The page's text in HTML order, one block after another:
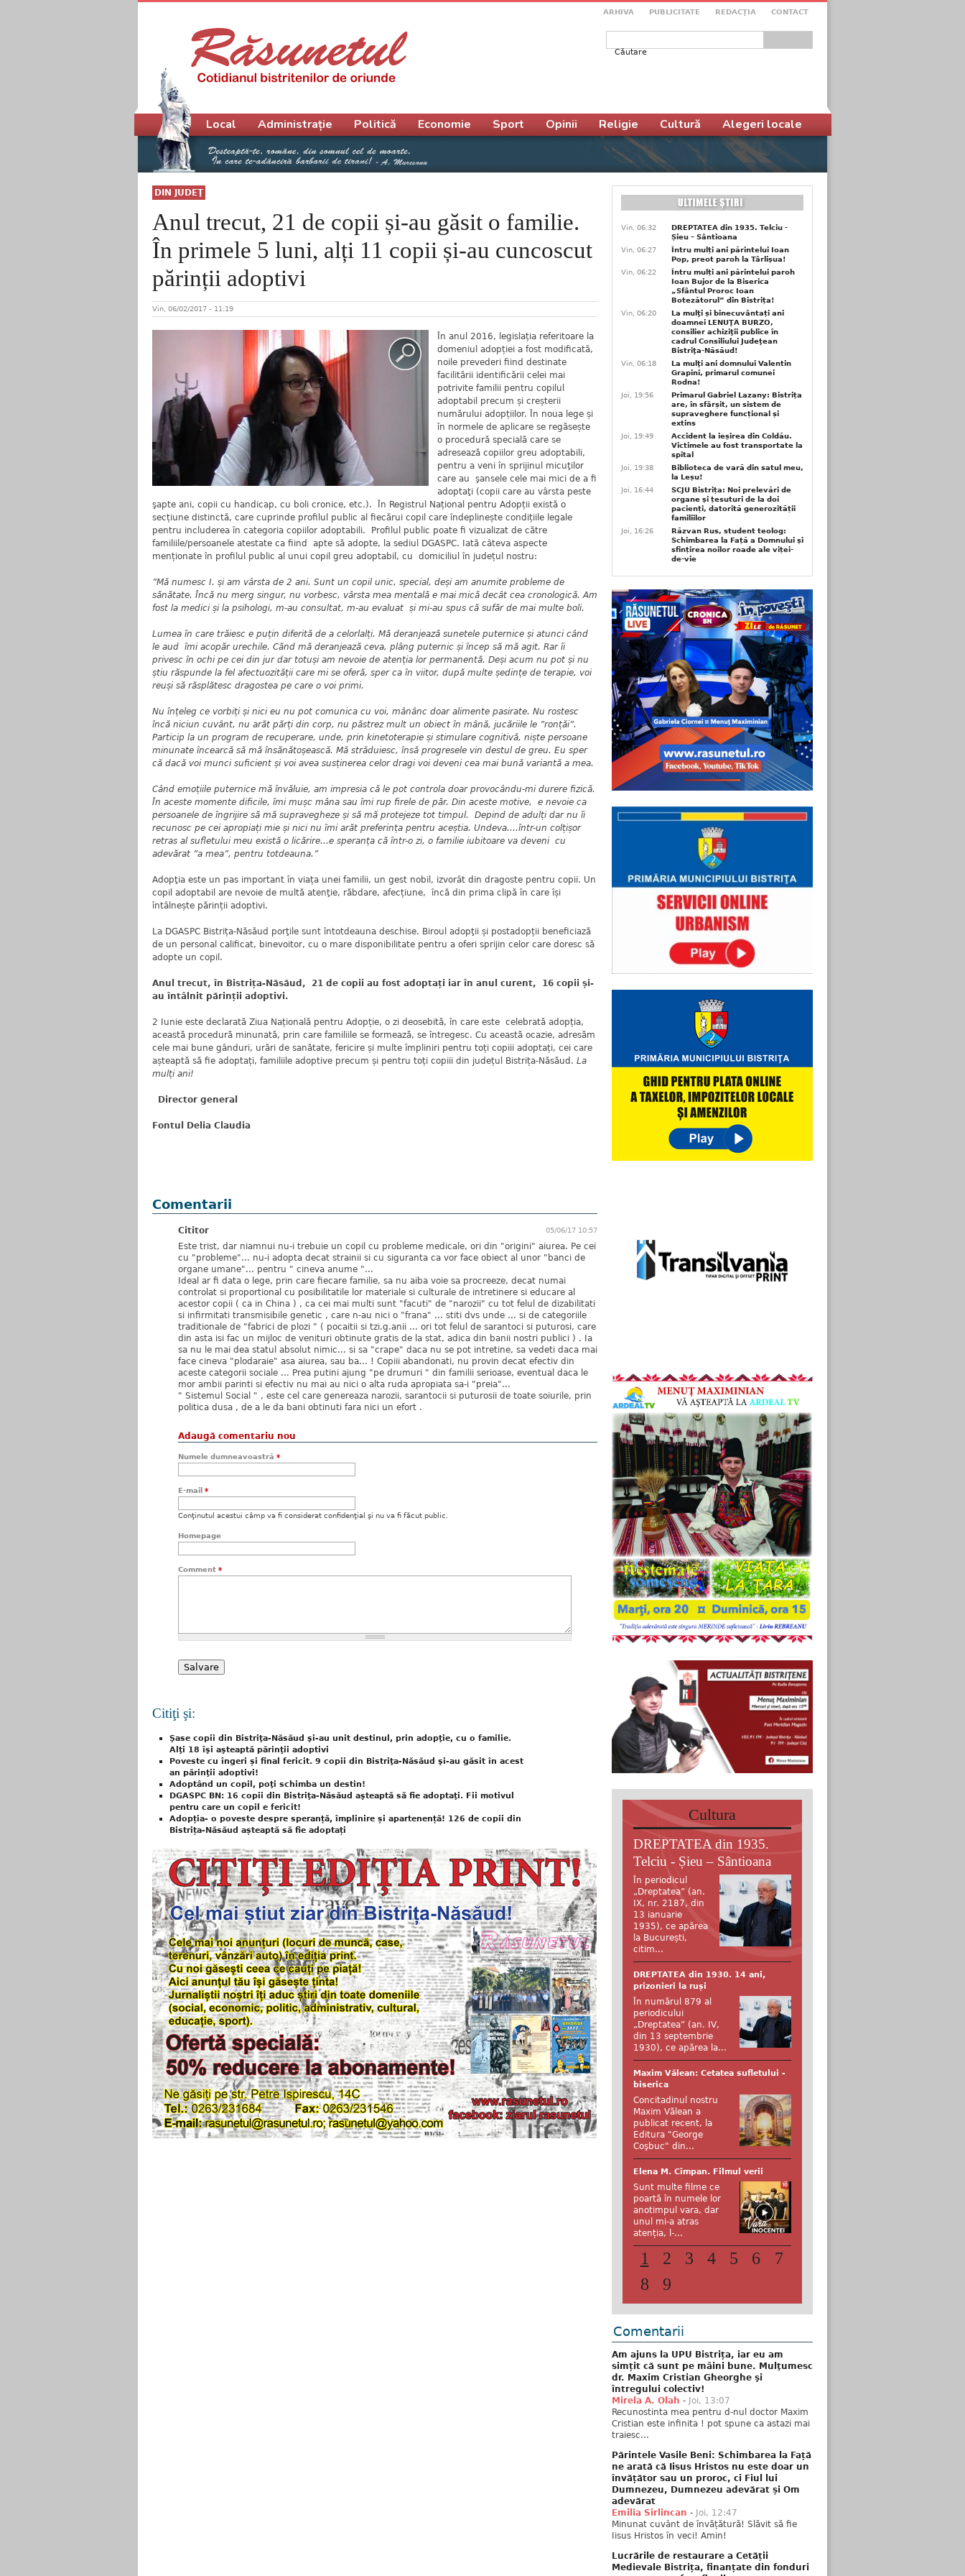
ARHIVA PUBLICITATE REDACŢIA CONTACT
Formular de căutare
DIN JUDEŢ
Anul trecut, 21 de copii și-au găsit o familie.
În primele 5 luni, alți 11 copii și-au cuncoscut
părinții adoptivi
Vin, 06/02/2017 - 11:19
În anul 2016, legislația referitoare la
domeniul adopției a fost modificată,
noile prevederi fiind destinate
facilitării identificării celei mai
potrivite familii pentru copilul
adoptabil precum și creșterii
numărului adopțiilor. În noua lege și
în normele de aplicare se regăsește
o procedură specială care se
adresează copiilor greu adoptabili,
pentru a veni în sprijinul micuţilor
care au şansele cele mai mici de a fi
adoptaţi (copii care au vârsta peste
şapte ani, copii cu handicap, cu boli cronice, etc.). În Registrul Național pentru Adopții există o
secțiune distinctă, care cuprinde profilul public al fiecărui copil care îndeplinește condițiile legale
pentru includerea în categoria copiilor adoptabili. Profilul public poate fi vizualizat de către
familiile/persoanele atestate ca fiind apte să adopte, la sediul DGASPC. Iată câteva aspecte
menționate în profilul public al unui copil greu adoptabil, cu domiciliul în județul nostru:
”Mă numesc I. și am vârsta de 2 ani. Sunt un copil unic, special, deși am anumite probleme de
sănătate. Încă nu merg singur, nu vorbesc, vârsta mea mentală e mai mică decât cea cronologică. Am
fost la medici și la psihologi, m-au consultat, m-au evaluat și mi-au spus că sufăr de mai multe boli.
Lumea în care trăiesc e puțin diferită de a celorlalți. Mă deranjează sunetele puternice și atunci când
le aud îmi acopăr urechile. Cănd mă deranjează ceva, plâng puternic și încep să mă agit. Rar îi
privesc în ochi pe cei din jur dar totuși am nevoie de atenția lor permanentă. Deși acum nu pot și nu
știu răspunde la fel afectuozității care mi se oferă, sper ca în viitor, după multe ședințe de terapie, voi
reuși să răsplătesc dragostea pe care o voi primi.
Nu înțeleg ce vorbiți și nici eu nu pot comunica cu voi, mânânc doar alimente pasirate. Nu rostesc
încă niciun cuvânt, nu arăt părți din corp, nu păstrez mult un obiect în mână, jucăriile le ”ronțăi”.
Particip la un program de recuperare, unde, prin kinetoterapie și stimulare cognitivă, niște persoane
minunate încearcă să mă însănătoșească. Mă străduiesc, însă progresele vin destul de greu. Eu sper
că dacă voi munci suficient și voi avea susținerea celor dragi voi deveni cea mai bună variantă a mea.
Când emoțiile puternice mă învăluie, am impresia că le pot controla doar provocându-mi durere fizică.
În aceste momente dificile, îmi mușc mâna sau îmi rup firele de păr. Din aceste motive, e nevoie ca
persoanele de îngrijire să mă supravegheze și să mă protejeze tot timpul. Depind de adulți dar nu îi
recunosc pe cei apropiați mie și nici nu îmi arăt preferința pentru aceștia. Undeva....într-un colțișor
retras al sufletului meu există o licărire...e speranța că într-o zi, o familie iubitoare va deveni cu
adevărat ”a mea”, pentru totdeauna.”
Adopţia este un pas important în viața unei familii, un gest nobil, izvorât din dragoste pentru copii. Un
copil adoptabil are nevoie de multă atenţie, răbdare, afecțiune, încă din prima clipă în care își
întâlnește părinții adoptivi.
La DGASPC Bistrița-Năsăud porţile sunt întotdeauna deschise. Biroul adopţii și postadopții beneficiază
de un personal calificat, binevoitor, cu o mare disponibilitate pentru a oferi sprijin celor care doresc să
adopte un copil.
Anul trecut, în Bistrița-Năsăud, 21 de copii au fost adoptați iar în anul curent, 16 copii și-
au întâlnit părinții adoptivi.
2 Iunie este declarată Ziua Națională pentru Adopție, o zi deosebită, în care este celebrată adopția,
această procedură minunată, prin care familiile se formează, se întregesc. Cu această ocazie, adresăm
cele mai bune gânduri, urări de sanătate, fericire și multe împliniri pentru toți copiii adoptați, cei care
așteaptă să fie adoptați, familiile adoptive precum și pentru toți copiii din județul Bistrița-Năsăud. La
mulți ani!
Director general
Fontul Delia Claudia
Comentarii
05/06/17 10:57
Cititor
Este trist, dar niamnui nu-i trebuie un copil cu probleme medicale, ori din "origini" aiurea. Pe cei
cu "probleme"... nu-i adopta decat strainii si cu siguranta ca vor face obiect al unor "banci de
organe umane"... pentru " cineva anume "...
Ideal ar fi data o lege, prin care fiecare familie, sa nu aiba voie sa procreeze, decat numai
controlat si proportional cu posibilitatile lor materiale si culturale de intretinere si educare al
acestor copii ( ca in China ) , ca cei mai multi sunt "facuti" de "narozii" cu tot felul de dizabilitati
si infirmitati transmisibile genetic , care n-au nici o "frana" ... stiti dvs unde ... si de categoriile
traditionale de "fabrici de plozi " ( pocaitii si tzi.g.anii ... ori tot felul de sarantoci si puturosi, care
din asta isi fac un mijloc de venituri obtinute gratis de la stat, adica din banii nostri publici ) . Ia
sa nu le mai dea statul absolut nimic... si sa "crape" daca nu se pot intretine, sa vedeti daca mai
face cineva "plodaraie" asa aiurea, sau ba... ! Copiii abandonati, nu provin decat efectiv din
aceste categorii sociale ... Prea putini ajung "pe drumuri " din familii serioase, eventual daca le
mor ambii parinti si efectiv nu mai au nici o alta ruda apropiata sa-i "preia"...
" Sistemul Social " , este cel care genereaza narozii, sarantocii si puturosii de toate soiurile, prin
politica dusa , de a le da bani obtinuti fara nici un efort .
Adaugă comentariu nou
Numele dumneavoastră *
E-mail *
Conţinutul acestui câmp va fi considerat confidenţial şi nu va fi făcut public.
Homepage
Comment *
Citiţi şi:
Şase copii din Bistriţa-Năsăud şi-au unit destinul, prin adopţie, cu o familie.
Alţi 18 îşi aşteaptă părinţii adoptivi
Poveste cu îngeri și final fericit. 9 copii din Bistriţa-Năsăud şi-au găsit în acest
an părinţii adoptivi!
Adoptând un copil, poţi schimba un destin!
DGASPC BN: 16 copii din Bistriţa-Năsăud aşteaptă să fie adoptaţi. Fii motivul
pentru care un copil e fericit!
Adopția- o poveste despre speranță, împlinire și apartenență! 126 de copii din
Bistrița-Năsăud așteaptă să fie adoptați
Meniu principal
Local Administrație Politică Economie Sport Opinii Religie Cultură Alegeri locale
Vin, 06:32
DREPTATEA din 1935. Telciu -
Șieu – Sântioana
Vin, 06:27
Întru mulți ani părintelui Ioan
Pop, preot paroh la Târlișua!
Vin, 06:22
Întru mulți ani părintelui paroh
Ioan Bujor de la Biserica
„Sfântul Proroc Ioan
Botezătorul” din Bistrița!
Vin, 06:20
La mulţi și binecuvântați ani
doamnei LENUŢA BURZO,
consilier achiziţii publice în
cadrul Consiliului Judeţean
Bistriţa-Năsăud!
Vin, 06:18
La mulţi ani domnului Valentin
Grapini, primarul comunei
Rodna!
Joi, 19:56
Primarul Gabriel Lazany: Bistrița
are, în sfârșit, un sistem de
supraveghere funcțional și
extins
Joi, 19:49
Accident la ieșirea din Coldău.
Victimele au fost transportate la
spital
Joi, 19:38
Biblioteca de vară din satul meu,
la Leșu!
Joi, 16:44
SCJU Bistrița: Noi prelevări de
organe și țesuturi de la doi
pacienți, datorită generozității
familiilor
Joi, 16:26
Răzvan Rus, student teolog:
Schimbarea la Față a Domnului și
sfințirea noilor roade ale viței-
de-vie
Cultura
DREPTATEA din 1935.
Telciu - Șieu – Sântioana
În periodicul
„Dreptatea” (an.
IX, nr. 2187, din
13 ianuarie
1935), ce apărea
la București,
citim...
DREPTATEA din 1930. 14 ani,
prizonieri la ruși
În numărul 879 al
periodicului
„Dreptatea” (an. IV,
din 13 septembrie
1930), ce apărea la...
Maxim Vălean: Cetatea sufletului -
biserica
Concitadinul nostru
Maxim Vălean a
publicat recent, la
Editura "George
Coşbuc" din...
Elena M. Cîmpan. Filmul verii
Sunt multe filme ce
poartă în numele lor
anotimpul vara, dar
unul mi-a atras
atenția, l-...
1 2 3 4 5 6
7
8
9
Comentarii
Am ajuns la UPU Bistrița, iar eu am
simțit că sunt pe mâini bune. Mulţumesc
dr. Maxim Cristian Gheorghe şi
întregului colectiv!
Mirela A. Olah - Joi, 13:07
Recunostinta mea pentru d-nul doctor Maxim
Cristian este infinita ! pot spune ca astazi mai
traiesc...
Părintele Vasile Beni: Schimbarea la Față
ne arată că Iisus Hristos nu este doar un
învățător sau un proroc, ci Fiul lui
Dumnezeu, Dumnezeu adevărat și Om
adevărat
Emilia Sirlincan - Joi, 12:47
Minunat cuvânt de învățătură! Slăvit să fie
Iisus Hristos în veci! Amin!
Lucrările de restaurare a Cetății
Medievale Bistrița, finanțate din fonduri